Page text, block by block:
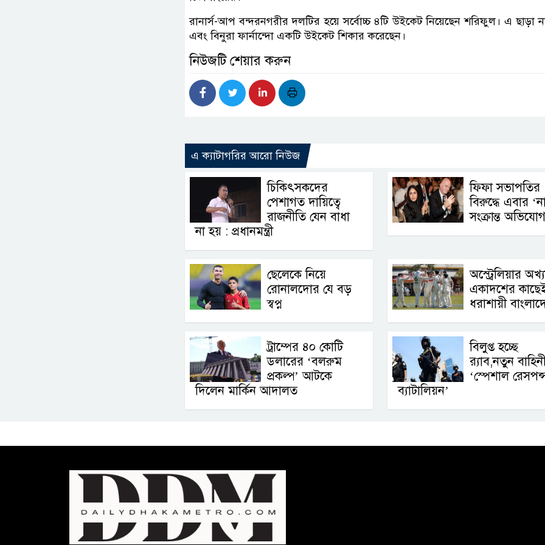
রানার্স-আপ বন্দরনগরীর দলটির হয়ে সর্বোচ্চ ৪টি উইকেট নিয়েছেন শরিফুল। এ ছাড়া
এবং বিনুরা ফার্নান্দো একটি উইকেট শিকার করেছেন।
নিউজটি শেয়ার করুন
এ ক্যাটাগরির আরো নিউজ
চিকিৎসকদের
পেশাগত দায়িত্বে
রাজনীতি যেন বাধা
না হয় : প্রধানমন্ত্রী
ফিফা সভাপতির
বিরুদ্ধে এবার
সংক্রান্ত অভিযোগ
ছেলেকে নিয়ে
রোনালদোর যে বড়
স্বপ্ন
অস্ট্রেলিয়ার
একাদশের
ধরাশায়ী
ট্রাম্পের ৪০ কোটি
ডলারের ‘বলরুম
প্রকল্প’ আটকে
দিলেন মার্কিন আদালত
বিলুপ্ত হচ্ছে
র‍্যাব,নতুন
‘স্পেশাল
ব্যাটালিয়ন’